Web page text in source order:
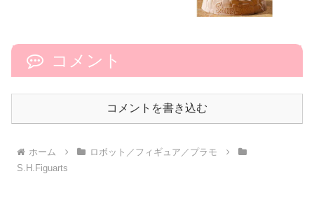
コメント
コメントを書き込む
ホーム
ロボット／フィギュア／プラモ
S.H.Figuarts